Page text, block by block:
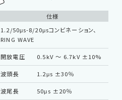
仕様
1.2/50μs-8/20μsコンビネーション、
RING WAVE
開放電圧 0.5kV 〜 6.7kV ±10%
波頭長 1.2μs ±30％
波尾長 50μs ±20％